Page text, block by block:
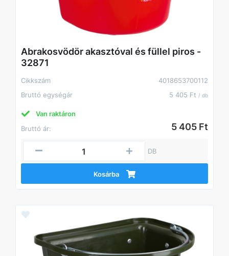
Abrakosvödör akasztóval és füllel piros -
32871
Cikkszám
4018653700112
Bruttó egységár
5 405 Ft / db
Van raktáron
Bruttó ár:
5 405 Ft
DB
Kosárba